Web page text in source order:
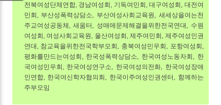
전북여성단체연합, 경남여성회, 기독여민회, 대구여성회, 대전여
민회, 부산성폭력상담소, 부산여성사회교육원, 새세상을여는천
주교여성공동체, 새움터, 성매매문제해결을위한전국연대, 수원
여성회, 여성사회교육원, 울산여성회, 제주여민회, 제주여성인권
연대, 참교육을위한전국학부모회, 충북여성민우회, 포항여성회,
평화를만드는여성회, 한국성폭력상담소, 한국여성노동자회, 한
국여성민우회, 한국여성연구소, 한국여성의전화, 한국여성장애
인연합, 한국여신학자협의회, 한국이주여성인권센터, 함께하는
주부모임